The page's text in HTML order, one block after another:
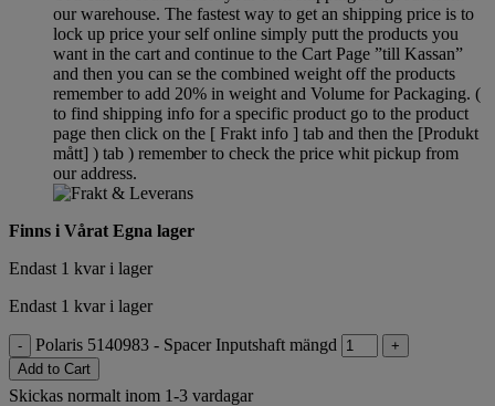
our warehouse. The fastest way to get an shipping price is to
lock up price your self online simply putt the products you
want in the cart and continue to the Cart Page ”till Kassan”
and then you can se the combined weight off the products
remember to add 20% in weight and Volume for Packaging. (
to find shipping info for a specific product go to the product
page then click on the [ Frakt info ] tab and then the [Produkt
mått] ) tab ) rememberto check the price whit pickup from
our address.
Finns i Vårat Egna lager
Endast 1 kvar i lager
Endast 1 kvar i lager
- Polaris 5140983 - Spacer Inputshaft mängd
+
Add to Cart
Skickas normalt inom 1-3 vardagar